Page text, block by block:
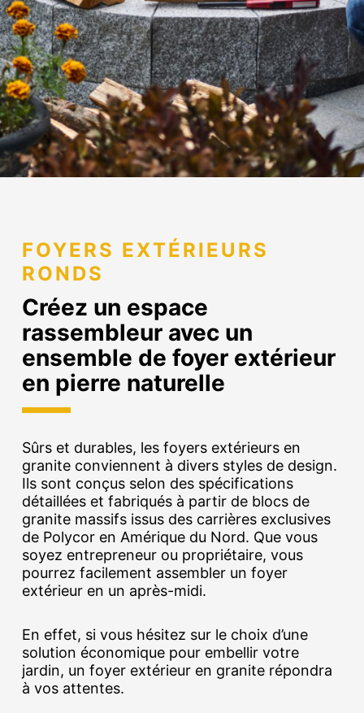
FOYERS EXTÉRIEURS
RONDS
Créez un espace
rassembleur avec un
ensemble de foyer extérieur
en pierre naturelle
Sûrs et durables, les foyers extérieurs en
granite conviennent à divers styles de design.
Ils sont conçus selon des spécifications
détaillées et fabriqués à partir de blocs de
granite massifs issus des carrières exclusives
de Polycor en Amérique du Nord. Que vous
soyez entrepreneur ou propriétaire, vous
pourrez facilement assembler un foyer
extérieur en un après-midi.
En effet, si vous hésitez sur le choix d’une
solution économique pour embellir votre
jardin, un foyer extérieur en granite répondra
à vos attentes.